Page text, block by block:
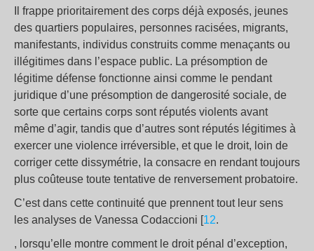
Il frappe prioritairement des corps déjà exposés, jeunes
des quartiers populaires, personnes racisées, migrants,
manifestants, individus construits comme menaçants ou
illégitimes dans l’espace public. La présomption de
légitime défense fonctionne ainsi comme le pendant
juridique d’une présomption de dangerosité sociale, de
sorte que certains corps sont réputés violents avant
même d’agir, tandis que d’autres sont réputés légitimes à
exercer une violence irréversible, et que le droit, loin de
corriger cette dissymétrie, la consacre en rendant toujours
plus coûteuse toute tentative de renversement probatoire.
C’est dans cette continuité que prennent tout leur sens
les analyses de Vanessa Codaccioni [12.
, lorsqu’elle montre comment le droit pénal d’exception,